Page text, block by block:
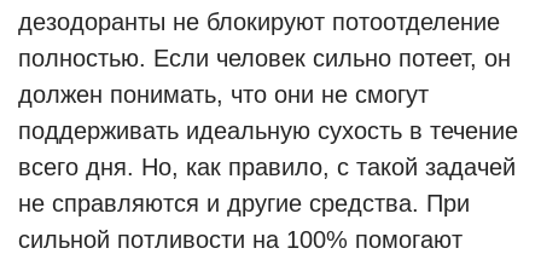
дезодоранты не блокируют потоотделение
полностью. Если человек сильно потеет, он
должен понимать, что они не смогут
поддерживать идеальную сухость в течение
всего дня. Но, как правило, с такой задачей
не справляются и другие средства. При
сильной потливости на 100% помогают